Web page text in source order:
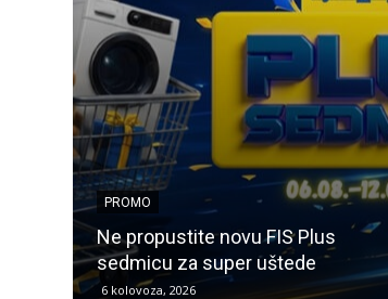
PROMO
Ne propustite novu FIS Plus
sedmicu za super uštede
6 kolovoza, 2026